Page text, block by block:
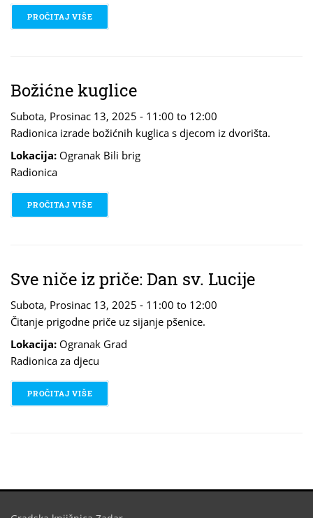
PROČITAJ VIŠE
Božićne kuglice
Subota, Prosinac 13, 2025 - 11:00 to 12:00
Radionica izrade božićnih kuglica s djecom iz dvorišta.
Lokacija: Ogranak Bili brig
Radionica
PROČITAJ VIŠE
Sve niče iz priče: Dan sv. Lucije
Subota, Prosinac 13, 2025 - 11:00 to 12:00
Čitanje prigodne priče uz sijanje pšenice.
Lokacija: Ogranak Grad
Radionica za djecu
PROČITAJ VIŠE